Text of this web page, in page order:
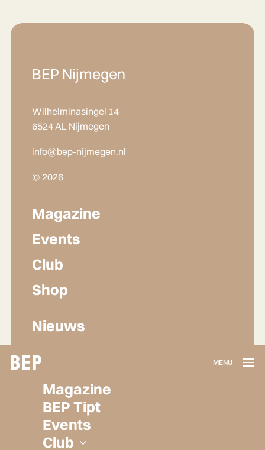
Magazine
BEP Tipt
Events
Club
BEP Nijmegen
Wilhelminasingel 14
6524 AL Nijmegen
info@bep-nijmegen.nl
© 2026
Magazine
Events
Club
Shop
Nieuws
Lidmaatschap
Herroepen
Privacy policy
Algemene voorwaarden